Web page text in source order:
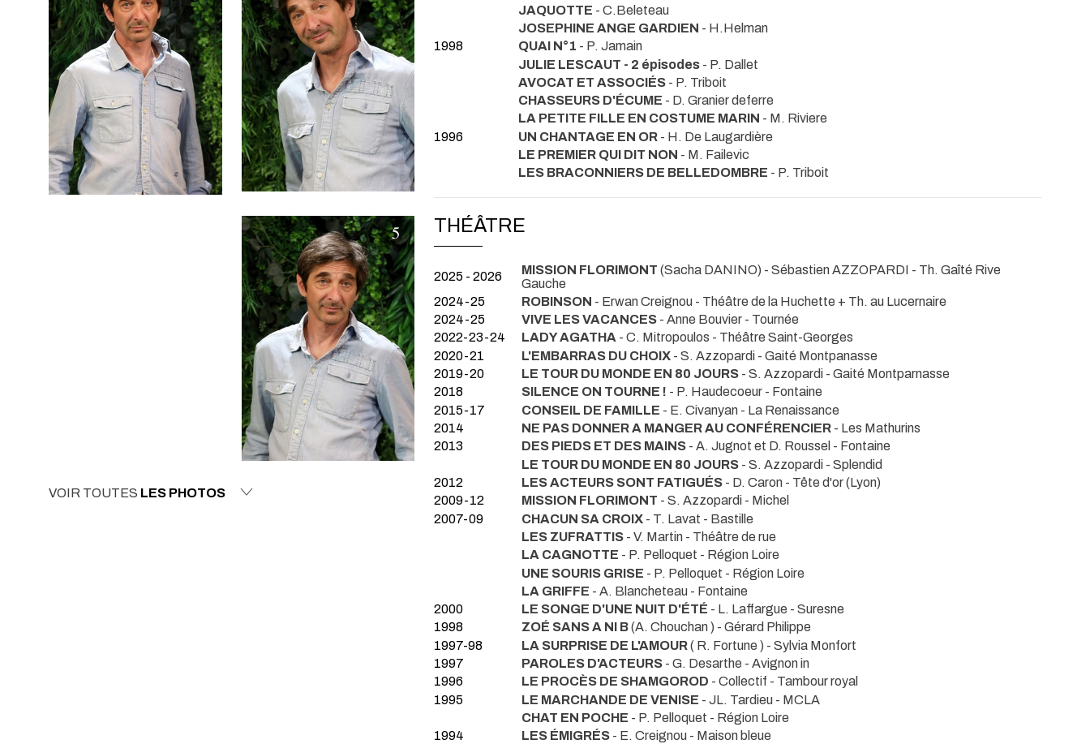
VOIR TOUTES LES PHOTOS
JAQUOTTE - C.Beleteau
JOSEPHINE ANGE GARDIEN - H.Helman
1998
QUAI N°1 - P. Jamain
JULIE LESCAUT - 2 épisodes - P. Dallet
AVOCAT ET ASSOCIÉS - P. Triboit
CHASSEURS D'ÉCUME - D. Granier deferre
LA PETITE FILLE EN COSTUME MARIN - M. Riviere
1996
UN CHANTAGE EN OR - H. De Laugardière
LE PREMIER QUI DIT NON - M. Failevic
LES BRACONNIERS DE BELLEDOMBRE - P. Triboit
THÉÂTRE
2025 - 2026 MISSION FLORIMONT (Sacha DANINO) - Sébastien AZZOPARDI - Th. Gaîté Rive
Gauche
2024-25
ROBINSON - Erwan Creignou - Théâtre de la Huchette + Th. au Lucernaire
2024-25
VIVE LES VACANCES - Anne Bouvier - Tournée
2022-23-24
LADY AGATHA - C. Mitropoulos - Théâtre Saint-Georges
2020-21
L'EMBARRAS DU CHOIX - S. Azzopardi - Gaité Montpanasse
2019-20
LE TOUR DU MONDE EN 80 JOURS - S. Azzopardi - Gaité Montparnasse
2018
SILENCE ON TOURNE ! - P. Haudecoeur - Fontaine
2015-17
CONSEIL DE FAMILLE - E. Civanyan - La Renaissance
2014
NE PAS DONNER A MANGER AU CONFÉRENCIER - Les Mathurins
2013
DES PIEDS ET DES MAINS - A. Jugnot et D. Roussel - Fontaine
LE TOUR DU MONDE EN 80 JOURS - S. Azzopardi - Splendid
2012
LES ACTEURS SONT FATIGUÉS - D. Caron - Tête d'or (Lyon)
2009-12
MISSION FLORIMONT - S. Azzopardi - Michel
2007-09
CHACUN SA CROIX - T. Lavat - Bastille
LES ZUFRATTIS - V. Martin - Théâtre de rue
LA CAGNOTTE - P. Pelloquet - Région Loire
UNE SOURIS GRISE - P. Pelloquet - Région Loire
LA GRIFFE - A. Blancheteau - Fontaine
2000
LE SONGE D'UNE NUIT D'ÉTÉ - L. Laffargue - Suresne
1998
ZOÉ SANS A NI B(A. Chouchan ) - Gérard Philippe
1997-98
LA SURPRISE DE L'AMOUR( R. Fortune ) - Sylvia Monfort
1997
PAROLES D'ACTEURS - G. Desarthe - Avignon in
1996
LE PROCÈS DE SHAMGOROD - Collectif - Tambour royal
1995
LE MARCHANDE DE VENISE - JL. Tardieu - MCLA
CHAT EN POCHE - P. Pelloquet - Région Loire
1994
LES ÉMIGRÉS - E. Creignou - Maison bleue